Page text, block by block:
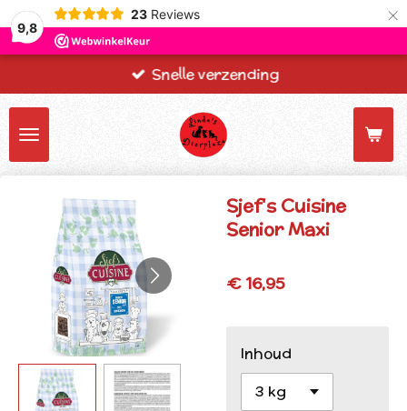
9,8
23 Reviews ×
Snelle verzending
Sjef's Cuisine
Senior Maxi
€ 16,95
Inhoud